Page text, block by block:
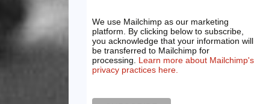
We use Mailchimp as our marketing
platform. By clicking below to subscribe,
you acknowledge that your information will
be transferred to Mailchimp for
processing. Learn more about Mailchimp's
privacy practices here.